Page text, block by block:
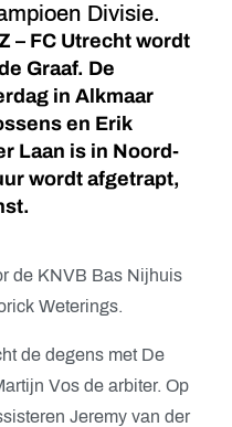
Divisie.
– FC Utrecht wordt
Graaf. De
in Alkmaar
en Erik
Laan is in Noord-
wordt afgetrapt,
de KNVB Bas Nijhuis
Weterings.
de degens met De
Vos de arbiter. Op
Jeremy van der